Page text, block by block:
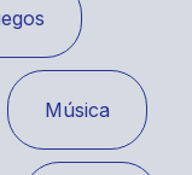
Música